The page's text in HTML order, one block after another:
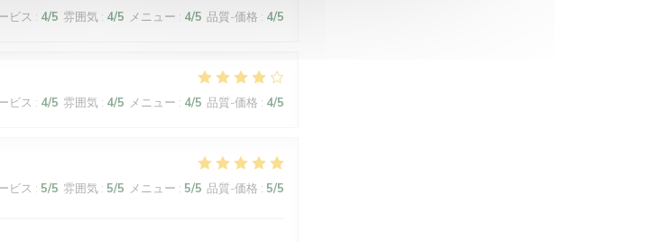
ビス : 4/5 雰囲気 : 4/5 メニュー : 4/5 品質-価格 : 4/5
ビス : 4/5 雰囲気 : 4/5 メニュー : 4/5 品質-価格 : 4/5
ビス : 5/5 雰囲気 : 5/5 メニュー : 5/5 品質-価格 : 5/5